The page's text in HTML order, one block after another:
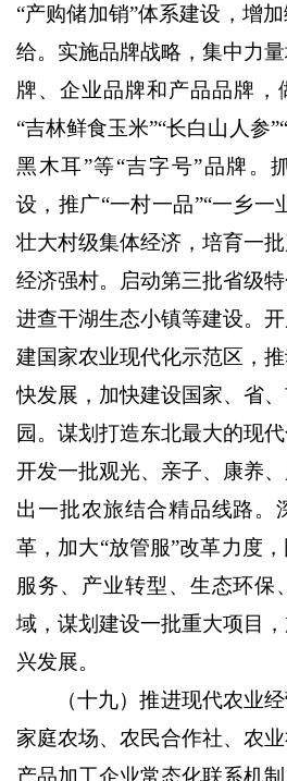
“产购储加销”体系建设，增
给。实施品牌战略，集中力
牌、企业品牌和产品品牌，
“吉林鲜食玉米”“长白山人参
黑木耳”等“吉字号”品牌。
设，推广“一村一品”“一乡一
壮大村级集体经济，培育一
经济强村。启动第三批省级
进查干湖生态小镇等建设。
建国家农业现代化示范区，
快发展，加快建设国家、省
园。谋划打造东北最大的现代
开发一批观光、亲子、康养
出一批农旅结合精品线路。
革，加大“放管服”改革力度
服务、产业转型、生态环保
域，谋划建设一批重大项目
兴发展。
（十九）推进现代农业
家庭农场、农民合作社、农
产品加工企业常态化联系机